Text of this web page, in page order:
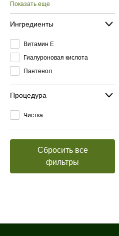
Показать еще
Ингредиенты
Витамин E
Гиалуроновая кислота
Пантенол
Процедура
Чистка
Сбросить все
фильтры